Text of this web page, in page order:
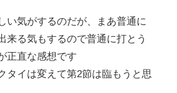
い気がするのだが、まあ普通に
来る気もするので普通に打とう
正直な感想です
タイは変えて第2節は臨もうと思